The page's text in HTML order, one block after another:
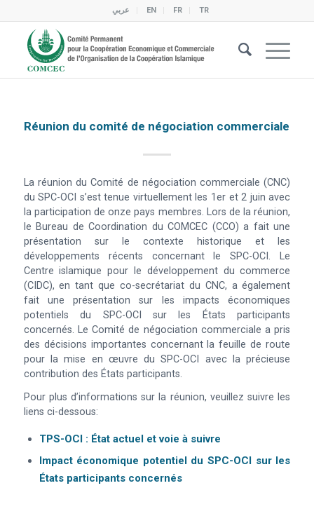
عربي EN FR TR
Réunion du comité de négociation commerciale
La réunion du Comité de négociation commerciale (CNC)
du SPC-OCI s’est tenue virtuellement les 1er et 2 juin avec
la participation de onze pays membres. Lors de la réunion,
le Bureau de Coordination du COMCEC (CCO) a fait une
présentation sur le contexte historique et les
développements récents concernant le SPC-OCI. Le
Centre islamique pour le développement du commerce
(CIDC), en tant que co-secrétariat du CNC, a également
fait une présentation sur les impacts économiques
potentiels du SPC-OCI sur les États participants
concernés. Le Comité de négociation commerciale a pris
des décisions importantes concernant la feuille de route
pour la mise en œuvre du SPC-OCI avec la précieuse
contribution des États participants.
Pour plus d’informations sur la réunion, veuillez suivre les
liens ci-dessous:
TPS-OCI : État actuel et voie à suivre
Impact économique potentiel du SPC-OCI sur les
États participants concernés